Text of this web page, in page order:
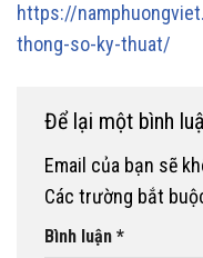
https://
thong-so-ky-thuat/
Để lại một bình
Email của bạn sẽ
Các trường bắt
Bình luận *